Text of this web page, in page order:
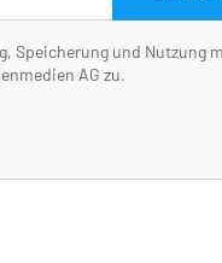
Speicherung und Nutzung
AG zu.